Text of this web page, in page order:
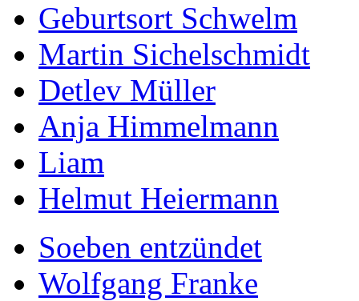
Geburtsort Schwelm
Martin Sichelschmidt
Detlev Müller
Anja Himmelmann
Liam
Helmut Heiermann
Soeben entzündet
Wolfgang Franke